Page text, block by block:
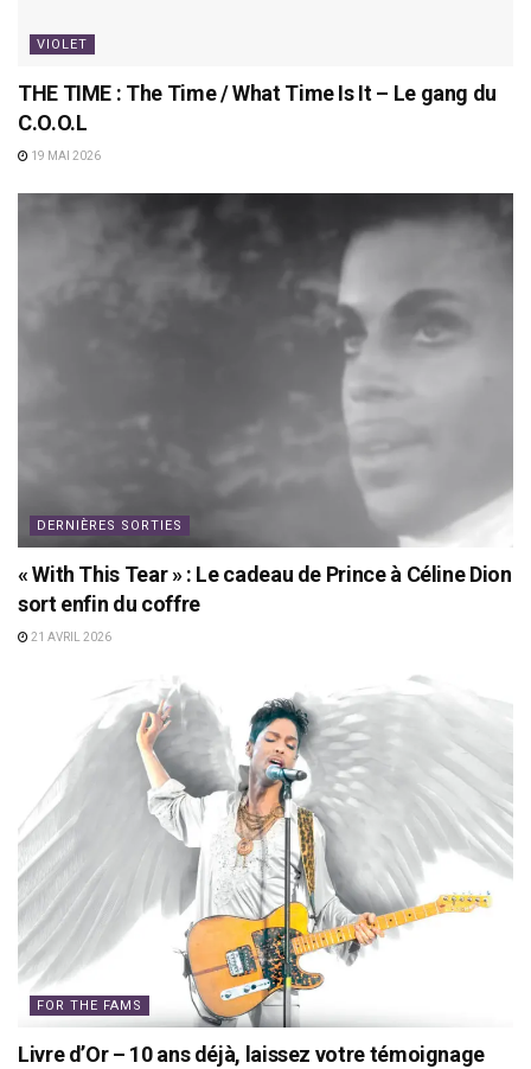
VIOLET
THE TIME : The Time / What Time Is It – Le gang du
C.O.O.L
19 MAI 2026
DERNIÈRES SORTIES
« With This Tear » : Le cadeau de Prince à Céline Dion
sort enfin du coffre
21 AVRIL 2026
FOR THE FAMS
Livre d’Or – 10 ans déjà, laissez votre témoignage